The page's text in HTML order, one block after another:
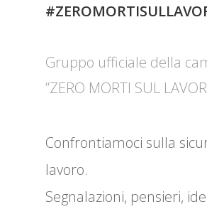
Gruppo ufficiale della
”ZERO MORTI SUL
Confrontiamoci sulla
lavoro.
Segnalazioni, pensieri,